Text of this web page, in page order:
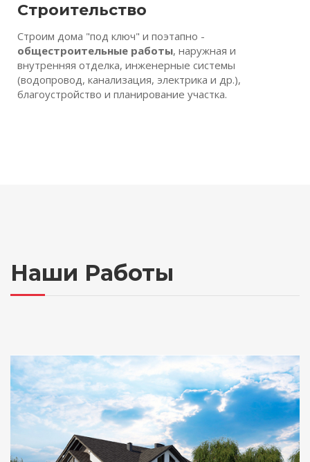
Строительство
Строим дома "под ключ" и поэтапно -
общестроительные работы, наружная и
внутренняя отделка, инженерные системы
(водопровод, канализация, электрика и др.),
благоустройство и планирование участка.
Наши Работы